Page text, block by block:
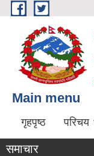
Skip to main content
Main menu
गृहपृष्ठ परिचय
समाचार